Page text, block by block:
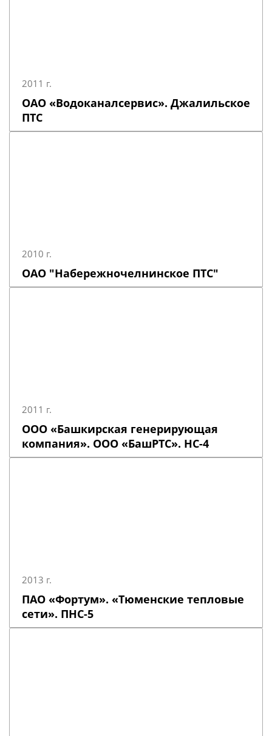
2011 г.
ОАО «Водоканалсервис». Джалильское
ПТС
2010 г.
ОАО "Набережночелнинское ПТС"
2011 г.
ООО «Башкирская генерирующая
компания». ООО «БашРТС». НС-4
2013 г.
ПАО «Фортум». «Тюменские тепловые
сети». ПНС-5